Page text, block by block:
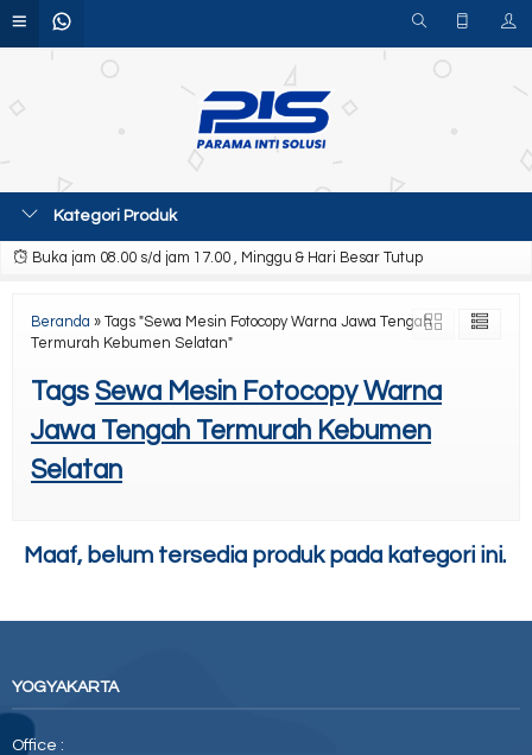
Kategori Produk
Buka jam 08.00 s/d jam 17.00 , Minggu & Hari Besar Tutup
Beranda » Tags "Sewa Mesin Fotocopy Warna Jawa Tengah
Termurah Kebumen Selatan"
Tags Sewa Mesin Fotocopy Warna
Jawa Tengah Termurah Kebumen
Selatan
Maaf, belum tersedia produk pada kategori ini.
YOGYAKARTA
Office :